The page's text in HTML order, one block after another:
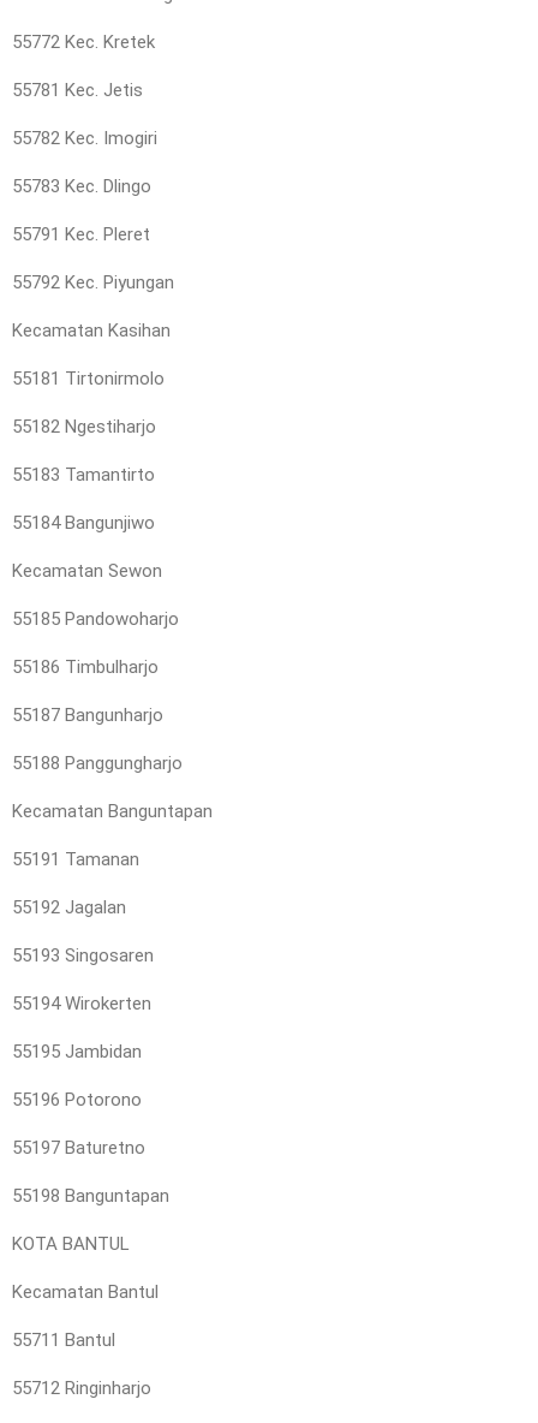
55772 Kec. Kretek
55781 Kec. Jetis
55782 Kec. Imogiri
55783 Kec. Dlingo
55791 Kec. Pleret
55792 Kec. Piyungan
Kecamatan Kasihan
55181 Tirtonirmolo
55182 Ngestiharjo
55183 Tamantirto
55184 Bangunjiwo
Kecamatan Sewon
55185 Pandowoharjo
55186 Timbulharjo
55187 Bangunharjo
55188 Panggungharjo
Kecamatan Banguntapan
55191 Tamanan
55192 Jagalan
55193 Singosaren
55194 Wirokerten
55195 Jambidan
55196 Potorono
55197 Baturetno
55198 Banguntapan
KOTA BANTUL
Kecamatan Bantul
55711 Bantul
55712 Ringinharjo